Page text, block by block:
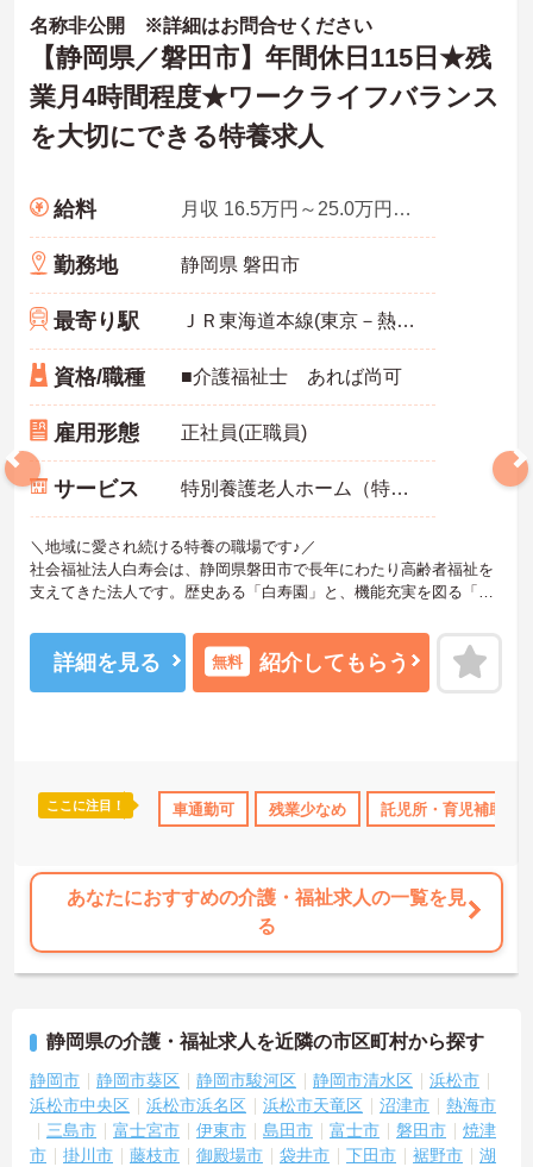
ンクOK 産休･育休･介護休暇取得実績あり 社会保険完備 交通
名称非公開 ※詳細はお問合せください
【静岡県／磐田市】年間休日115日★残
業月4時間程度★ワークライフバランス
を大切にできる特養求人
給料 月収 16.5万円～25.0万円程度
勤務地 静岡県 磐田市
最寄り駅 ＪＲ東海道本線(東京－熱海)
資格/職種 ■介護福祉士 あれば尚可
雇用形態 正社員(正職員)
サービス 特別養護老人ホーム（特養）
＼地域に愛され続ける特養の職場です♪／
社会福祉法人白寿会は、静岡県磐田市で長年にわたり高齢者福祉を
支えてきた法人です。歴史ある「白寿園」と、機能充実を図る「第
の両方に対応できる環境が整っています。ご利用者様一人ひとりの
生活に寄り添いながら、食事・入浴・排泄介助をはじめ、機能維持
支援やレクリエーション活動など幅広い介護サービスを提供してい
―――――――――――――――
■ 「しっかり休める」が叶う環境♪
・「年間休日115日」の週休2日制
・月平均残業時間は4時間と少なめ
・有給休暇は入職6ヶ月後に10日付与
→ オン・オフのメリハリをつけながら、無理なく働きやすい環境で
す♪
―――――――――――――――
・賞与実績「計4.30ヶ月分」
・昇給制度あり
・退職金制度＋退職金共済に加入
→ 頑張りがしっかり還元されるため、将来を見据えて勤務しやすい
詳細を見る 無料 紹介してもらう
ここに注目！ 車通勤可 残業少なめ 託児所・育児補助
あなたにおすすめの介護・福祉求人の一覧を見
る
静岡県の介護・福祉求人を近隣の市区町村から探す
静岡市 静岡市葵区 静岡市駿河区 静岡市清水区
浜松市
浜松市中央区
浜松市浜名区 浜松市天竜区 沼津市
熱海市
三島市
富士宮市 伊東市 島田市 富士市 磐田市
焼津
市
掛川市 藤枝市 御殿場市 袋井市 下田市 裾野市
湖